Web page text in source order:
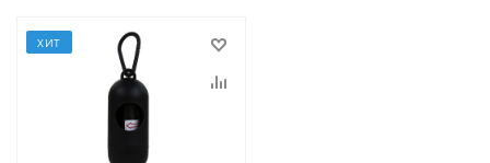
ХИТ